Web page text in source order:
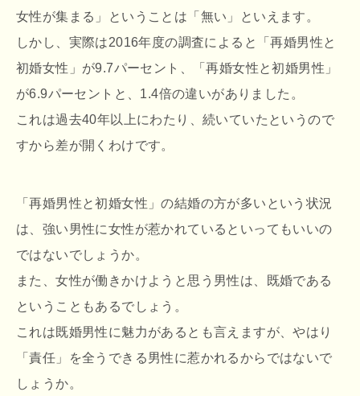
女性が集まる」ということは「無い」といえます。
しかし、実際は2016年度の調査によると「再婚男性と
初婚女性」が9.7パーセント、「再婚女性と初婚男性」
が6.9パーセントと、1.4倍の違いがありました。
これは過去40年以上にわたり、続いていたというので
すから差が開くわけです。
「再婚男性と初婚女性」の結婚の方が多いという状況
は、強い男性に女性が惹かれているといってもいいの
ではないでしょうか。
また、女性が働きかけようと思う男性は、既婚である
ということもあるでしょう。
これは既婚男性に魅力があるとも言えますが、やはり
「責任」を全うできる男性に惹かれるからではないで
しょうか。